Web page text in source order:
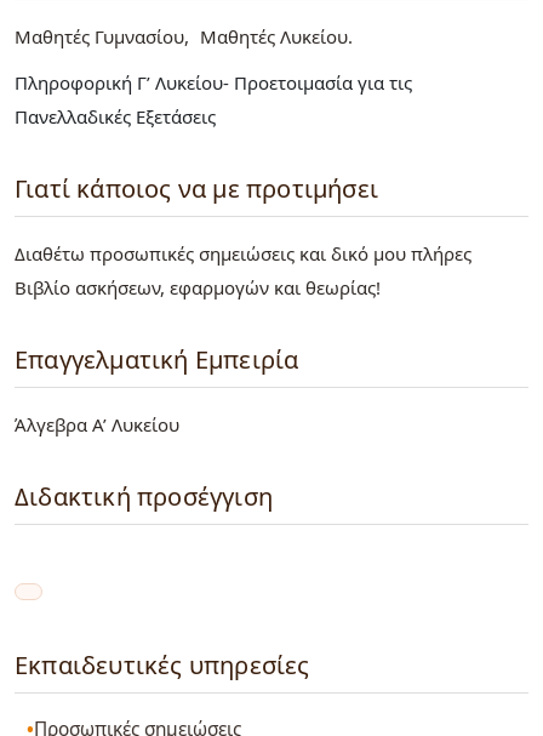
Μαθητές Γυμνασίου
Μαθητές Λυκείου
Πληροφορική Γ’ Λυκείου- Προετοιμασία για τις
Πανελλαδικές Εξετάσεις
Γιατί κάποιος να με προτιμήσει
Διαθέτω προσωπικές σημειώσεις και δικό μου πλήρες
Βιβλίο ασκήσεων, εφαρμογών και θεωρίας!
Επαγγελματική Εμπειρία
Άλγεβρα Α’ Λυκείου
Διδακτική προσέγγιση
Εκπαιδευτικές υπηρεσίες
Προσωπικές σημειώσεις